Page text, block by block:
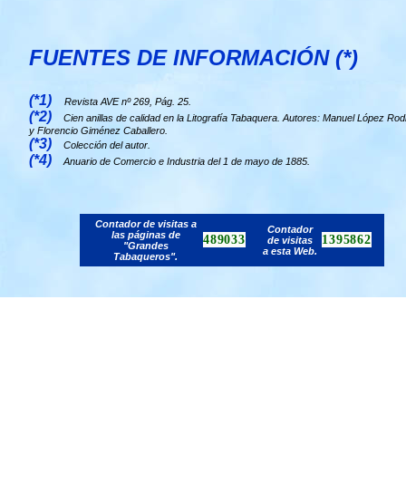
FUENTES DE INFORMACIÓN (*)
(*1) Revista AVE nº 269, Pág. 25.
(*2)
Cien anillas de calidad en la Litografía Tabaquera. Autores: Manuel López
y Florencio Giménez Caballero.
(*3) Colección del autor.
(*4) Anuario de Comercio e Industria del 1 de mayo de 1885.
Contador de visitas a
las páginas de
"Grandes
Tabaqueros".
489033
Contador
de visitas
a esta Web.
1395862